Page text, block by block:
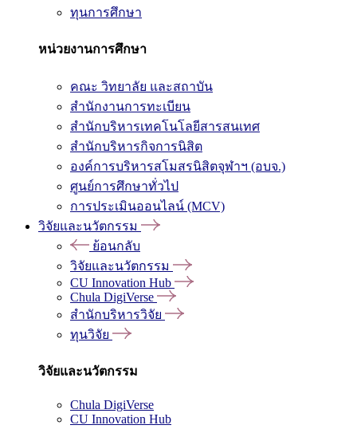
ทุนการศึกษา
หน่วยงานการศึกษา
คณะ วิทยาลัย และสถาบัน
สำนักงานการทะเบียน
สำนักบริหารเทคโนโลยีสารสนเทศ
สำนักบริหารกิจการนิสิต
องค์การบริหารสโมสรนิสิตจุฬาฯ (อบจ.)
ศูนย์การศึกษาทั่วไป
การประเมินออนไลน์ (MCV)
วิจัยและนวัตกรรม
ย้อนกลับ
วิจัยและนวัตกรรม
CU Innovation Hub
Chula DigiVerse
สำนักบริหารวิจัย
ทุนวิจัย
วิจัยและนวัตกรรม
Chula DigiVerse
CU Innovation Hub